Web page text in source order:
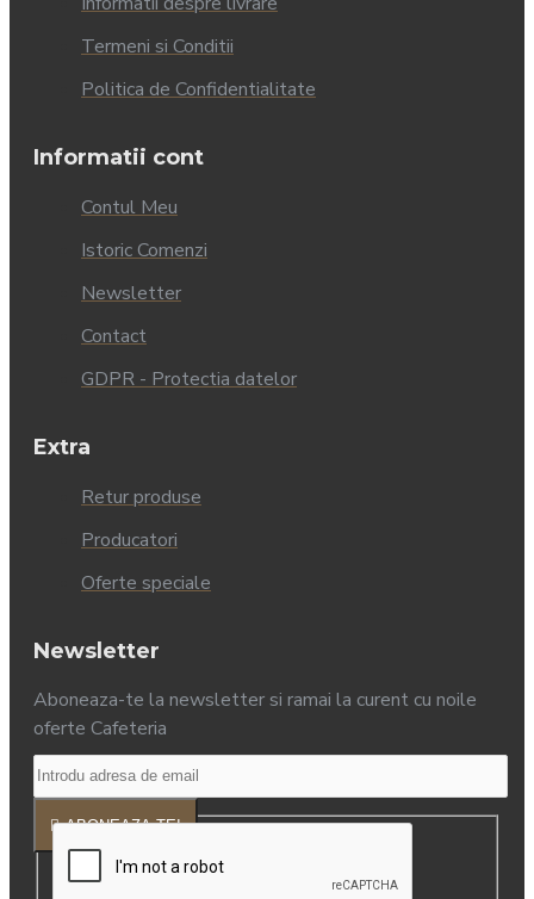
Termeni si Conditii
Politica de Confidentialitate
Informatii cont
Contul Meu
Istoric Comenzi
Newsletter
Contact
GDPR - Protectia datelor
Extra
Retur produse
Producatori
Oferte speciale
Newsletter
Aboneaza-te la newsletter si ramai la curent cu noile
oferte Cafeteria
ABONEAZA-TE!